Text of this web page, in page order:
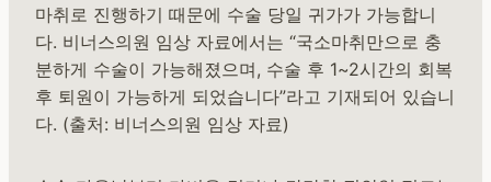
마취로 진행하기 때문에 수술 당일 귀가가 가능합니
다. 비너스의원 임상 자료에서는 “국소마취만으로 충
분하게 수술이 가능해졌으며, 수술 후 1~2시간의 회복
후 퇴원이 가능하게 되었습니다”라고 기재되어 있습니
다. (출처: 비너스의원 임상 자료)